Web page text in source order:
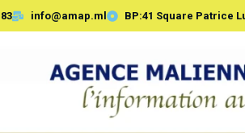
info@amap.ml BP:41 Square Patrice